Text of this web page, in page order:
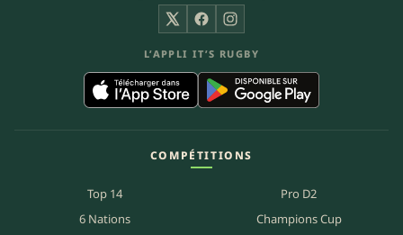
X FacebookInstagram
L’APPLI IT’S RUGBY
COMPÉTITIONS
Top 14
Pro D2
6 Nations
Champions Cup